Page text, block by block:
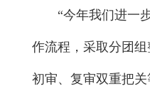
“今年我们进一
作流程，采取分团
初审、复审双重把